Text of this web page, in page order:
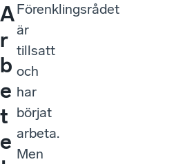
A
r
b
e
t
e
Förenklingsrådet
är
tillsatt
och
har
börjat
arbeta.
Men